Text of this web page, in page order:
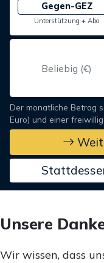
Gegen-GEZ
Unterstützung + Abo
Der monatliche Betrag
Euro) und einer
Unsere
Wir wissen, dass